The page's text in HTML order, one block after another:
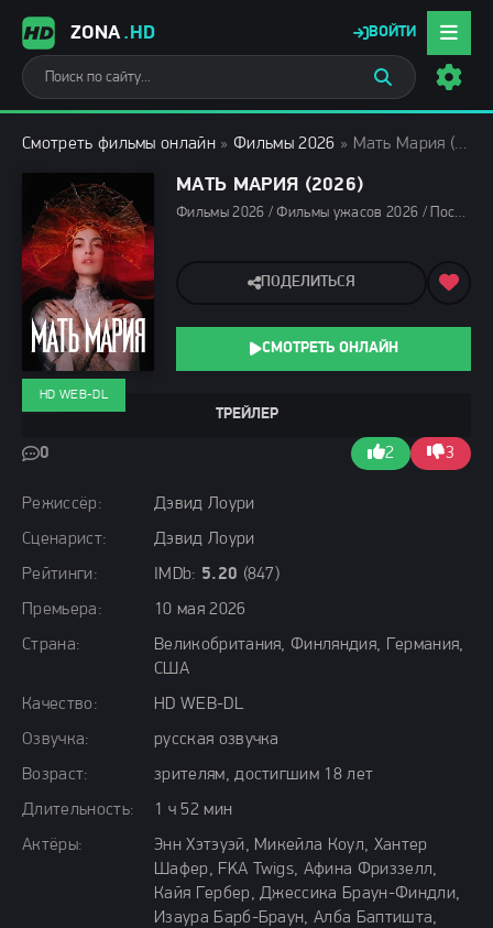
ZONA.HD ВОЙТИ
Смотреть фильмы онлайн » Фильмы 2026 » Мать Мария (2026)
МАТЬ МАРИЯ (2026)
Фильмы 2026 / Фильмы ужасов 2026 / Последние фильмы 2026 / Новинки кино 2026 / Зарубежные фильмы 2026 / Фильмы мая 2026 / Фильмы весны 2026 / Смотреть фильмы онлайн
Режиссёр:
Дэвид Лоури
Сценарист:
Дэвид Лоури
Рейтинги:
IMDb: 5.20 (847)
Премьера:
10 мая 2026
Страна:
Великобритания, Финляндия, Германия,
США
Качество:
HD WEB-DL
Озвучка:
русская озвучка
Возраст:
зрителям, достигшим 18 лет
Длительность:
1 ч 52 мин
Актёры:
Энн Хэтэуэй, Микейла Коул, Хантер
Шафер, FKA Twigs, Афина Фриззелл,
Кайя Гербер, Джессика Браун-Финдли,
Изаура Барб-Браун, Алба Баптишта,
ТРЕЙЛЕР
0 2 3
HD WEB-DL
ПОДЕЛИТЬСЯ
СМОТРЕТЬ ОНЛАЙН